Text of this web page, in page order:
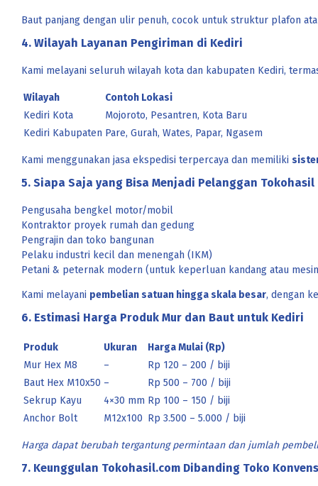
Baut panjang dengan ulir penuh, cocok untuk struktur plafon
4. Wilayah Layanan Pengiriman di Kediri
Kami melayani seluruh wilayah kota dan kabupaten Kediri,
Wilayah
Contoh Lokasi
Kediri Kota
Mojoroto, Pesantren, Kota Baru
Kediri Kabupaten Pare, Gurah, Wates, Papar, Ngasem
Kami menggunakan jasa ekspedisi terpercaya dan memiliki
5. Siapa Saja yang Bisa Menjadi Pelanggan
Pengusaha bengkel motor/mobil
Kontraktor proyek rumah dan gedung
Pengrajin dan toko bangunan
Pelaku industri kecil dan menengah (IKM)
Petani & peternak modern (untuk keperluan kandang atau
Kami melayani pembelian satuan hingga skala besar, dengan
6. Estimasi Harga Produk Mur dan Baut untuk Kediri
Produk Ukuran
Harga Mulai (Rp)
Mur Hex M8
–
Rp 120 – 200 / biji
Baut Hex M10x50 –
Rp 500 – 700 / biji
Sekrup Kayu
4×30 mm Rp 100 – 150 / biji
Anchor Bolt
M12x100 Rp 3.500 – 5.000 / biji
Harga dapat berubah tergantung permintaan dan jumlah
7. Keunggulan Tokohasil.com Dibanding Toko